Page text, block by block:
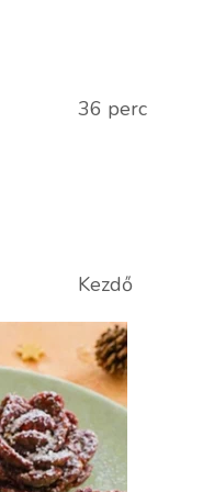
hamburger
36 perc
Kezdő